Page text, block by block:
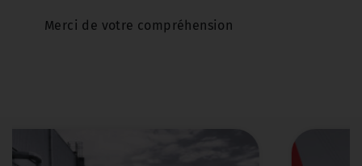
Merci de votre compréhension